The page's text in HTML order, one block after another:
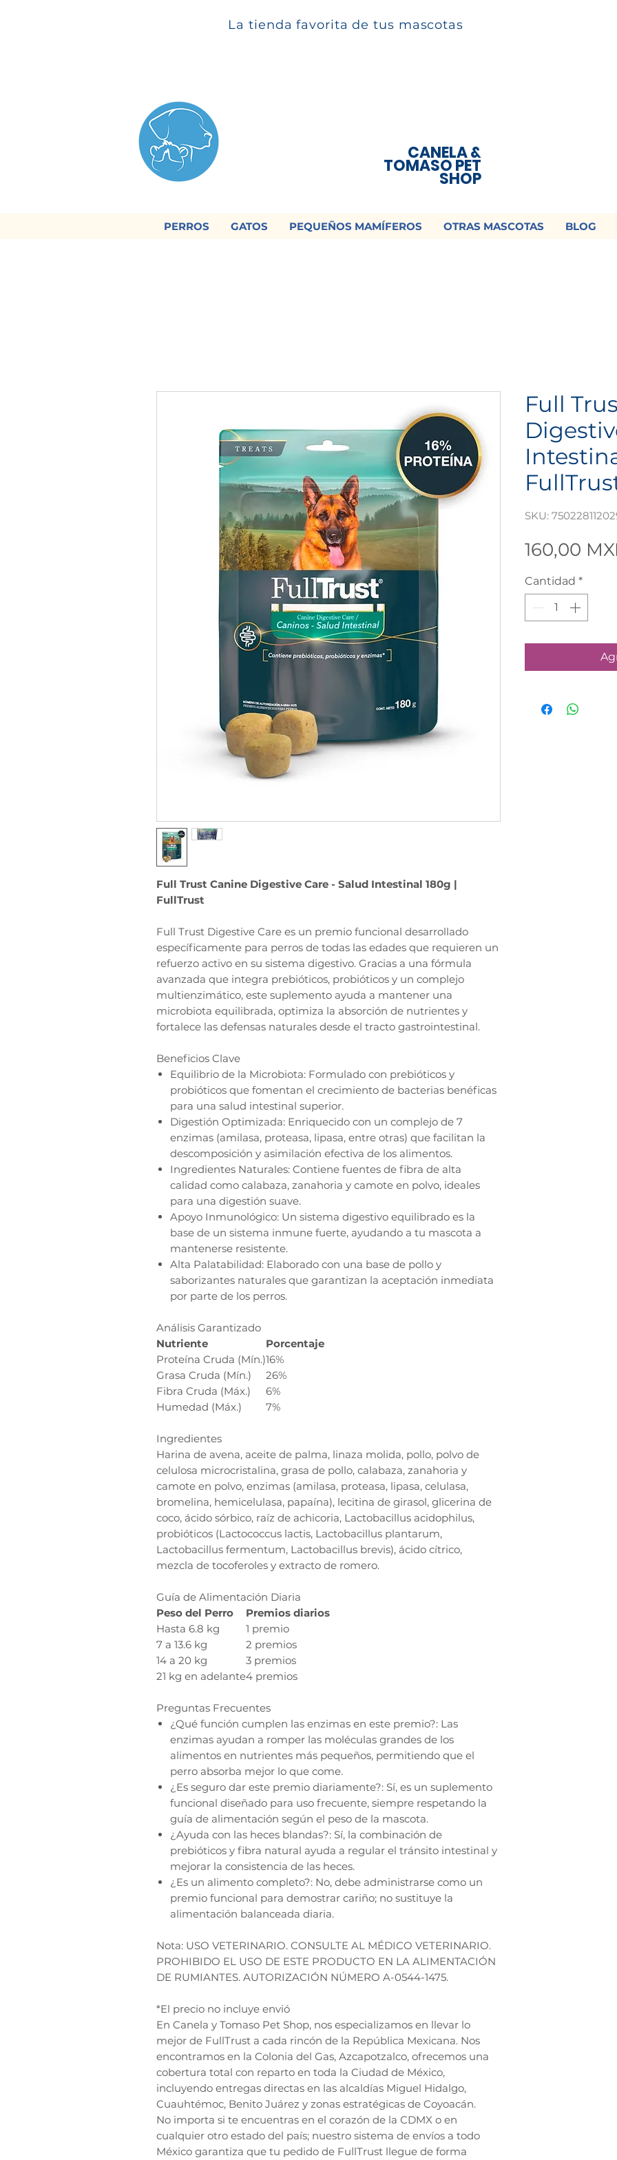
La tienda favorita de tus mascotas
CANELA &
TOMASO PET
SHOP
PERROS GATOS PEQUEÑOS MAMÍFEROS OTRAS MASCOTAS BLOG
Full Trust Canine Digestive Care - Salud Intestinal 180g |
FullTrust
Full Trust Digestive Care es un premio funcional desarrollado
específicamente para perros de todas las edades que requieren un
refuerzo activo en su sistema digestivo. Gracias a una fórmula
avanzada que integra prebióticos, probióticos y un complejo
multienzimático, este suplemento ayuda a mantener una
microbiota equilibrada, optimiza la absorción de nutrientes y
fortalece las defensas naturales desde el tracto gastrointestinal.
Beneficios Clave
Equilibrio de la Microbiota: Formulado con prebióticos y
probióticos que fomentan el crecimiento de bacterias benéficas
para una salud intestinal superior.
Digestión Optimizada: Enriquecido con un complejo de 7
enzimas (amilasa, proteasa, lipasa, entre otras) que facilitan la
descomposición y asimilación efectiva de los alimentos.
Ingredientes Naturales: Contiene fuentes de fibra de alta
calidad como calabaza, zanahoria y camote en polvo, ideales
para una digestión suave.
Apoyo Inmunológico: Un sistema digestivo equilibrado es la
base de un sistema inmune fuerte, ayudando a tu mascota a
mantenerse resistente.
Alta Palatabilidad: Elaborado con una base de pollo y
saborizantes naturales que garantizan la aceptación inmediata
por parte de los perros.
Análisis Garantizado
Nutriente
Porcentaje
Proteína Cruda (Mín.)16%
Grasa Cruda (Mín.)
26%
Fibra Cruda (Máx.)
6%
Humedad (Máx.)
7%
Ingredientes
Harina de avena, aceite de palma, linaza molida, pollo, polvo de
celulosa microcristalina, grasa de pollo, calabaza, zanahoria y
camote en polvo, enzimas (amilasa, proteasa, lipasa, celulasa,
bromelina, hemicelulasa, papaína), lecitina de girasol, glicerina de
coco, ácido sórbico, raíz de achicoria, Lactobacillus acidophilus,
probióticos (Lactococcus lactis, Lactobacillus plantarum,
Lactobacillus fermentum, Lactobacillus brevis), ácido cítrico,
mezcla de tocoferoles y extracto de romero.
Guía de Alimentación Diaria
Peso del Perro
Premios diarios
Hasta 6.8 kg
1 premio
7 a 13.6 kg
2 premios
14 a 20 kg
3 premios
21 kg en adelante4 premios
Preguntas Frecuentes
¿Qué función cumplen las enzimas en este premio?: Las
enzimas ayudan a romper las moléculas grandes de los
alimentos en nutrientes más pequeños, permitiendo que el
perro absorba mejor lo que come.
¿Es seguro dar este premio diariamente?: Sí, es un suplemento
funcional diseñado para uso frecuente, siempre respetando la
guía de alimentación según el peso de la mascota.
¿Ayuda con las heces blandas?: Sí, la combinación de
prebióticos y fibra natural ayuda a regular el tránsito intestinal y
mejorar la consistencia de las heces.
¿Es un alimento completo?: No, debe administrarse como un
premio funcional para demostrar cariño; no sustituye la
alimentación balanceada diaria.
Nota: USO VETERINARIO. CONSULTE AL MÉDICO VETERINARIO.
PROHIBIDO EL USO DE ESTE PRODUCTO EN LA ALIMENTACIÓN
DE RUMIANTES. AUTORIZACIÓN NÚMERO A-0544-1475.
*El precio no incluye envió
En Canela y Tomaso Pet Shop, nos especializamos en llevar lo
mejor de FullTrust a cada rincón de la República Mexicana. Nos
encontramos en la Colonia del Gas, Azcapotzalco, ofrecemos una
cobertura total con reparto en toda la Ciudad de México,
incluyendo entregas directas en las alcaldías Miguel Hidalgo,
Cuauhtémoc, Benito Juárez y zonas estratégicas de Coyoacán.
No importa si te encuentras en el corazón de la CDMX o en
cualquier otro estado del país; nuestro sistema de envíos a todo
México garantiza que tu pedido de FullTrust llegue de forma
Full
SKU:
160,00
Cantidad *